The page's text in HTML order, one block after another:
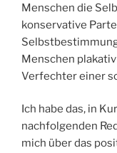
Menschen die
konservative
Menschen
Verfechter einer
Ich habe das, in
nachfolgenden
mich über das